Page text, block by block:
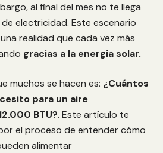
al final del mes no te llega
electricidad. Este escenario
realidad que cada vez más
gracias a la energía solar.
muchos se hacen es: ¿Cuántos
para un aire
BTU?. Este artículo te
el proceso de entender cómo
alimentar